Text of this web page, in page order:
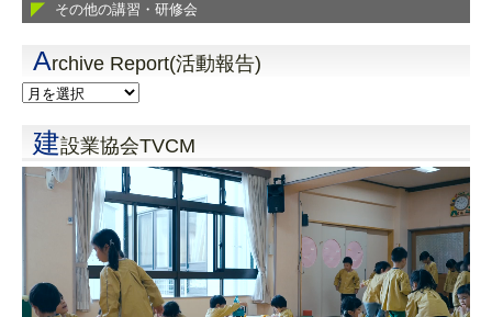
その他の講習・研修会
Archive Report(活動報告)
建設業協会TVCM